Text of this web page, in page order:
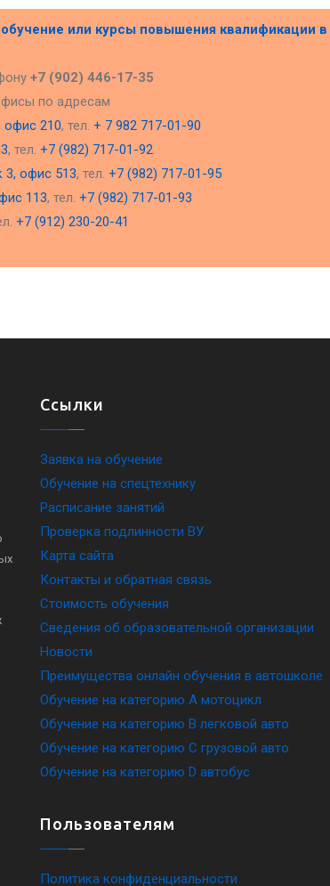
обучение или курсы повышения квалификации в
+7 (902) 446-17-35
по адресам
офис 210, тел. + 7 982 717-01-90
, тел. +7 (982) 717-01-92
3, офис 513, тел. +7 (982) 717-01-95
113, тел. +7 (982) 717-01-93
+7 (912) 230-20-41
Ссылки
Заявка на обучение
Обучение на спецтехнику
Расписание занятий
Проверка подлинности ВУ
Карта сайта
Контакты и обратная связь
Стоимость обучения
Сведения об образовательной организации
Новости
Преимущества онлайн обучения в автошколе
Обучение на категорию A мотоцикл
Обучение на категорию B легковой авто
Обучение на категорию C грузовой авто
Обучение на категорию D автобус
Пользователям
Политика конфиденциальности